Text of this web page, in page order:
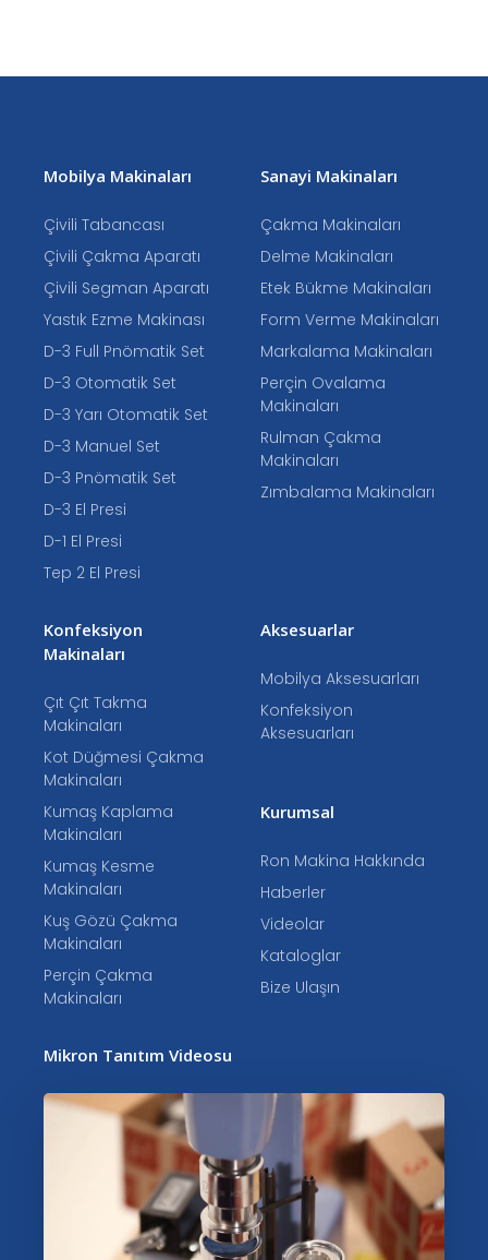
Mobilya Makinaları
Çivili Tabancası
Çivili Çakma Aparatı
Çivili Segman Aparatı
Yastık Ezme Makinası
D-3 Full Pnömatik Set
D-3 Otomatik Set
D-3 Yarı Otomatik Set
D-3 Manuel Set
D-3 Pnömatik Set
D-3 El Presi
D-1 El Presi
Tep 2 El Presi
Sanayi Makinaları
Çakma Makinaları
Delme Makinaları
Etek Bükme Makinaları
Form Verme Makinaları
Markalama Makinaları
Perçin Ovalama
Makinaları
Rulman Çakma
Makinaları
Zımbalama Makinaları
Konfeksiyon
Makinaları
Çıt Çıt Takma
Makinaları
Kot Düğmesi Çakma
Makinaları
Kumaş Kaplama
Makinaları
Kumaş Kesme
Makinaları
Kuş Gözü Çakma
Makinaları
Perçin Çakma
Makinaları
Aksesuarlar
Mobilya Aksesuarları
Konfeksiyon
Aksesuarları
Kurumsal
Ron Makina Hakkında
Haberler
Videolar
Kataloglar
Bize Ulaşın
Mikron Tanıtım Videosu